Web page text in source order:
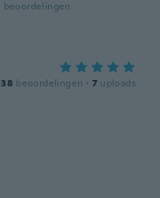
beoordelingen
38 beoordelingen · 7 uploads